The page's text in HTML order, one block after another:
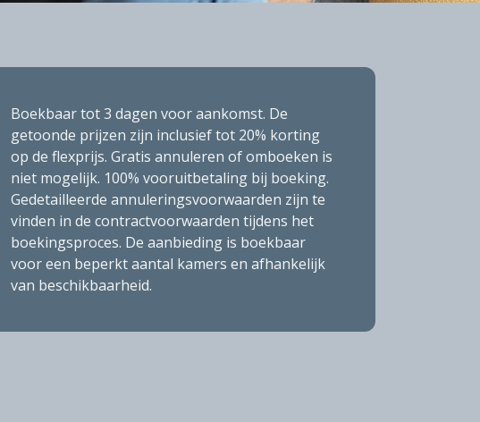
Boekbaar tot 3 dagen voor aankomst. De
getoonde prijzen zijn inclusief tot 20% korting
op de flexprijs. Gratis annuleren of omboeken is
niet mogelijk. 100% vooruitbetaling bij boeking.
Gedetailleerde annuleringsvoorwaarden zijn te
vinden in de contractvoorwaarden tijdens het
boekingsproces. De aanbieding is boekbaar
voor een beperkt aantal kamers en afhankelijk
van beschikbaarheid.